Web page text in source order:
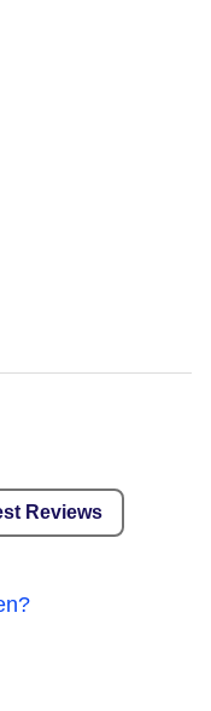
Reviews